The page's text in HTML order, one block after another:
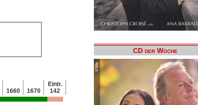
1660 1670
Eintr.
142
CD der Woche